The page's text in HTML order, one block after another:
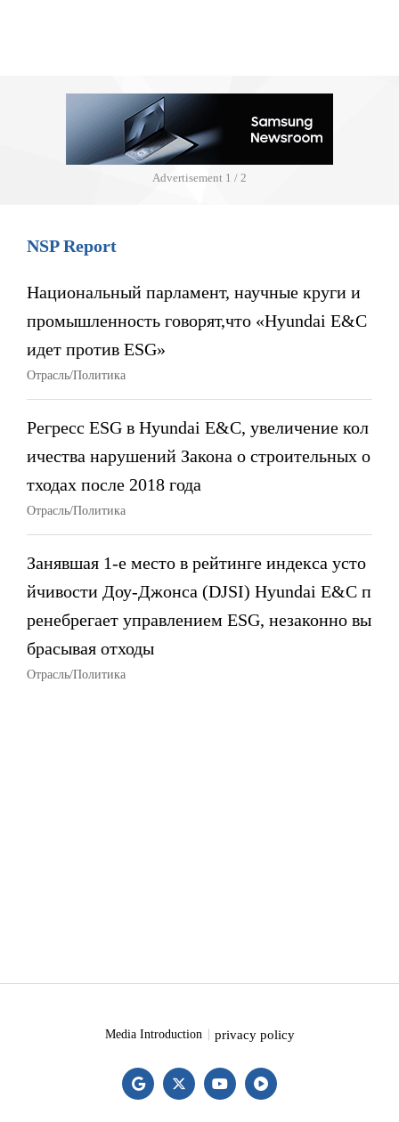
Advertisement 1 / 2
NSP Report
Национальный парламент, научные круги и
промышленность говорят,что «Hyundai E&C
идет против ESG»
Отрасль/Политика
Регресс ESG в Hyundai E&C, увеличение кол
ичества нарушений Закона о строительных о
тходах после 2018 года
Отрасль/Политика
Занявшая 1-е место в рейтинге индекса усто
йчивости Доу-Джонса (DJSI) Hyundai E&C п
ренебрегает управлением ESG, незаконно вы
брасывая отходы
Отрасль/Политика
Media Introduction privacy policy